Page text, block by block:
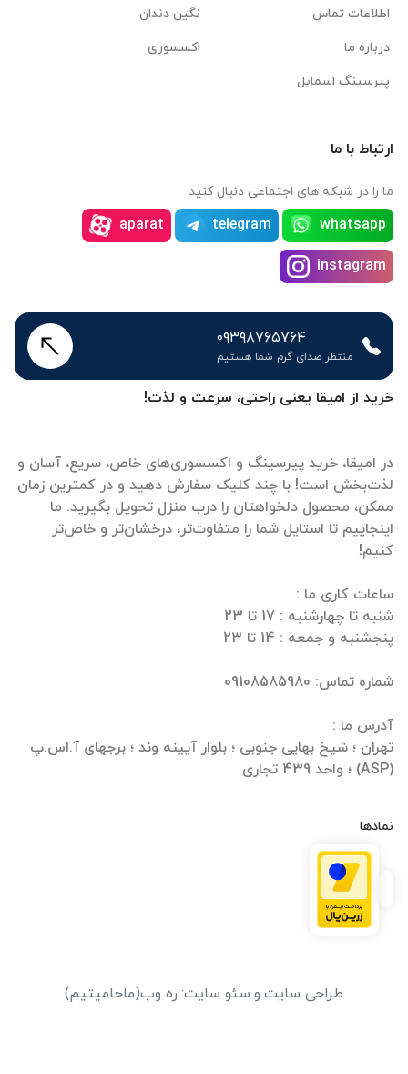
خرید از امیقا یعنی راحتی، سرعت و لذت!
در امیقا، خرید پیرسینگ و اکسسوری‌های خاص، سریع، آسان و
لذت‌بخش است! با چند کلیک سفارش دهید و در کمترین زمان
ممکن، محصول دلخواهتان را درب منزل تحویل بگیرید. ما
اینجاییم تا استایل شما را متفاوت‌تر، درخشان‌تر و خاص‌تر
تهران ؛ شیخ بهایی جنوبی ؛ بلوار آیینه وند ؛ برجهای آ.اس.پ
(ASP) ؛ واحد 439 تجاری
نمادها
اطلاعات تماس
درباره ما
پیرسینگ اسمایل
نگین دندان
اکسسوری
ارتباط با ما
ما را در شبکه های اجتماعی دنبال کنید
whatsapp
telegram
aparat
instagram
۰۹۳۹۸۷۶۵۷۶۴
منتظر صدای گرم شما هستیم
طراحی سایت و سئو سایت: ره وب(ماحامیتیم)